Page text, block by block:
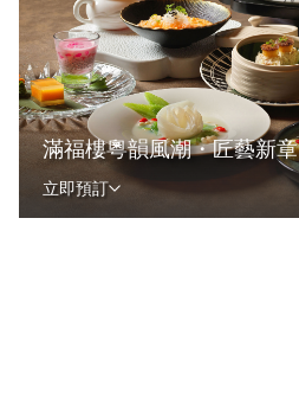
滿福樓粵韻風潮・匠藝新章
立即預訂